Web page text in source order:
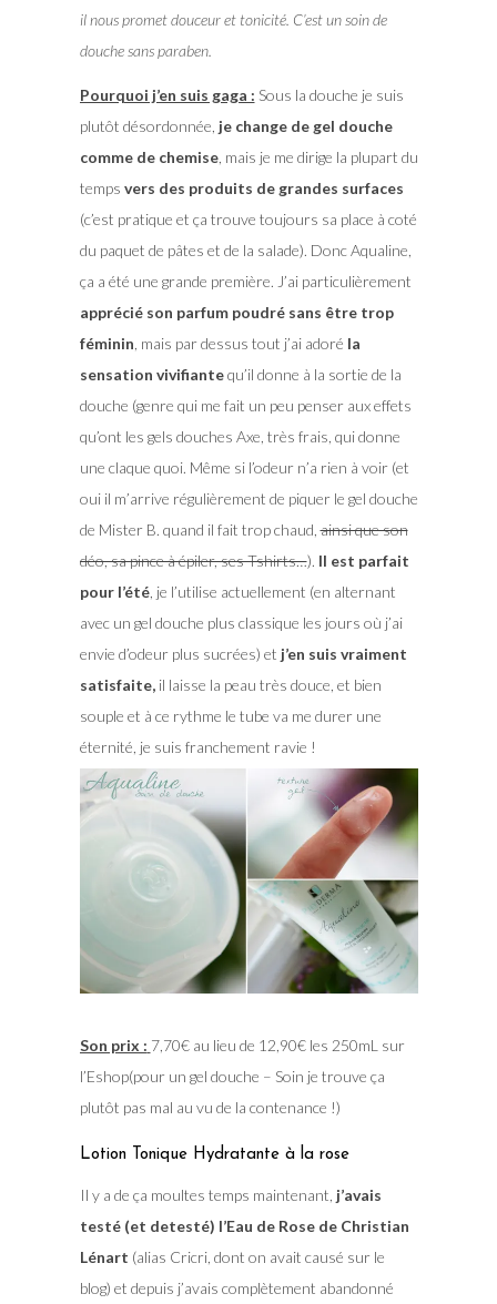
il nous promet douceur et tonicité. C’est un soin de
douche sans paraben.
Pourquoi j’en suis gaga : Sous la douche je suis
plutôt désordonnée, je change de gel douche
comme de chemise, mais je me dirige la plupart du
temps vers des produits de grandes surfaces
(c’est pratique et ça trouve toujours sa place à coté
du paquet de pâtes et de la salade). Donc Aqualine,
ça a été une grande première. J’ai particulièrement
apprécié son parfum poudré sans être trop
féminin , mais par dessus tout j’ai adoré la
sensation vivifiantequ’il donne à la sortie de la
douche (genre qui me fait un peu penser aux effets
qu’ont les gels douches Axe, très frais, qui donne
une claque quoi. Même si l’odeur n’a rien à voir (et
oui il m’arrive régulièrement de piquer le gel douche
de Mister B. quand il fait trop chaud,ainsi que son
déo, sa pince à épiler, ses Tshirts…). Il est parfait
pour l’été, je l’utilise actuellement (en alternant
avec un gel douche plus classique les jours où j’ai
envie d’odeur plus sucrées) et j’en suis vraiment
satisfaite,il laisse la peau très douce, et bien
souple et à ce rythme le tube va me durer une
éternité, je suis franchement ravie !
Son prix : 7,70€ au lieu de 12,90€ les 250mL sur
l’Eshop(pour un gel douche – Soin je trouve ça
plutôt pas mal au vu de la contenance !)
Lotion Tonique Hydratante à la rose
Il y a de ça moultes temps maintenant, j’avais
testé (et detesté) l’Eau de Rose de Christian
Lénart (alias Cricri, dont on avait causé sur le
blog) et depuis j’avais complètement abandonné